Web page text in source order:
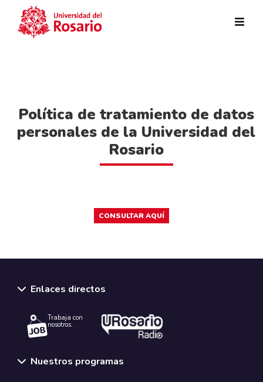
Política de tratamiento de datos
personales de la Universidad del
Rosario
CONSULTAR AQUÍ
Enlaces directos
Trabaja con
nosotros.
Nuestros programas